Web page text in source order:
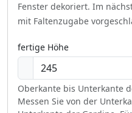
Fenster dekoriert. Im
mit Faltenzugabe
fertige Höhe
Oberkante bis Unterkante
Messen Sie von der